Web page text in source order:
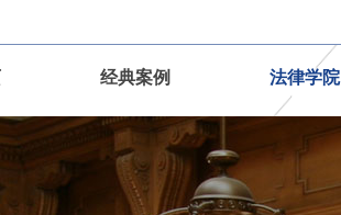
经典案例 法律学院